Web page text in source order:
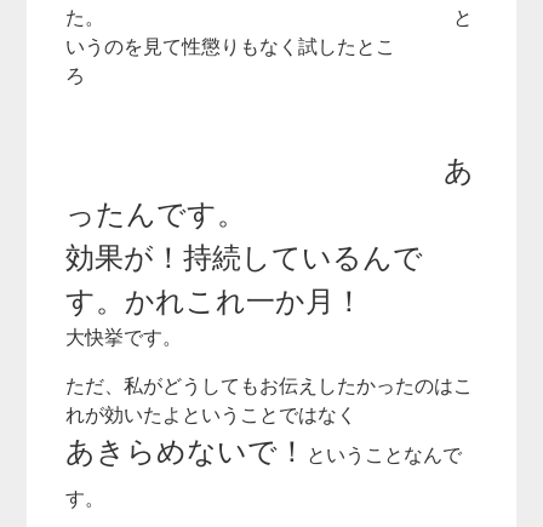
た。 と
いうのを見て性懲りもなく試したとこ
ろ
あ
ったんです。
効果が！持続しているんで
す。かれこれ一か月！
大快挙です。
ただ、私がどうしてもお伝えしたかったのはこ
れが効いたよということではなく
あきらめないで！ ということなんで
す。